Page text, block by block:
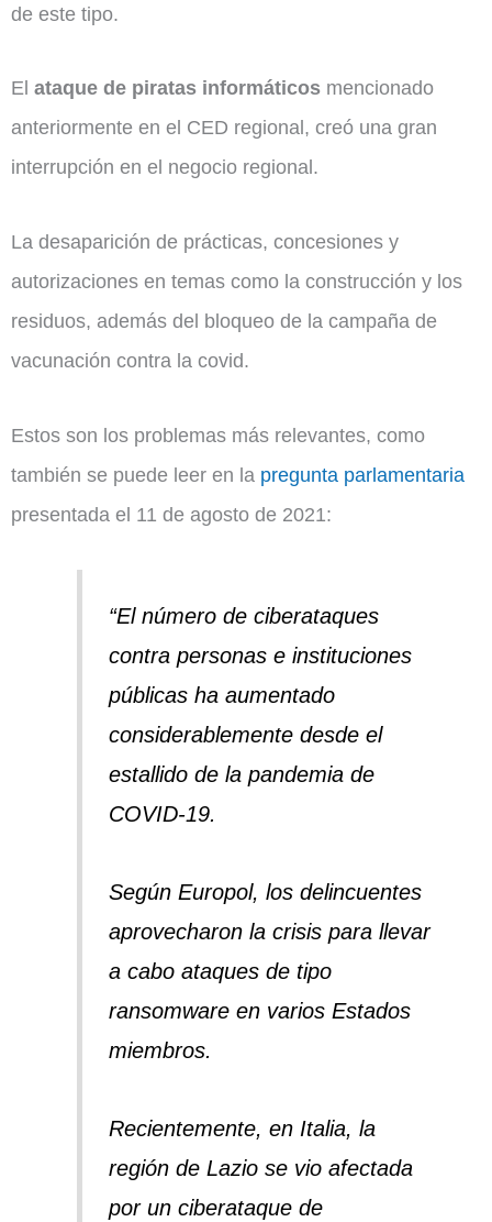
de este tipo.
El ataque de piratas informáticos mencionado
anteriormente en el CED regional, creó una gran
interrupción en el negocio regional.
La desaparición de prácticas, concesiones y
autorizaciones en temas como la construcción y los
residuos, además del bloqueo de la campaña de
vacunación contra la covid.
Estos son los problemas más relevantes, como
también se puede leer en la pregunta parlamentaria
presentada el 11 de agosto de 2021:
“El número de ciberataques
contra personas e instituciones
públicas ha aumentado
considerablemente desde el
estallido de la pandemia de
COVID-19.
Según Europol, los delincuentes
aprovecharon la crisis para llevar
a cabo ataques de tipo
ransomware en varios Estados
miembros.
Recientemente, en Italia, la
región de Lazio se vio afectada
por un ciberataque de